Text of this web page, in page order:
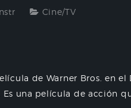
Cine/TV
de Warner Bros. en
una película de acción